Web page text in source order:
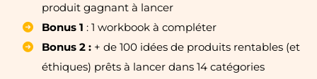
produit gagnant à lancer
Bonus 1 : 1 workbook à compléter
Bonus 2 : + de 100 idées de produits rentables (et
éthiques) prêts à lancer dans 14 catégories